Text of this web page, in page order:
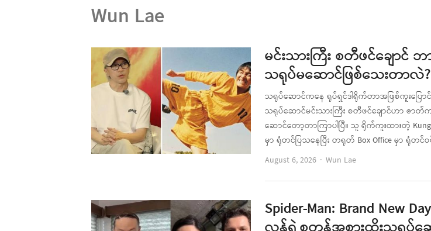
Wun Lae
မင်းသားကြီး စတီဖင်ချောင်
သရုပ်မဆောင်ဖြစ်သေးတာလဲ?
သရုပ်ဆောင်ကနေ ရုပ်ရှင်ဒါရိုက်တာအဖြစ်ကူးပြေ
သရုပ်ဆောင်မင်းသားကြီး စတီဖင်ချောင်ဟာ ဇာတ်
ဆောင်တော့တာကြာပါပြီ။ သူ ရိုက်ကူးထားတဲ့
မှာ ရုံတင်ပြသနေပြီး တရုတ် Box Office မှာ ရုံတ
August 6, 2026
Author
Wun Lae
Spider-Man: Brand New